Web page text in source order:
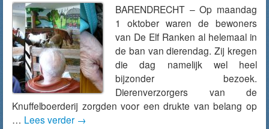
BARENDRECHT – Op maandag
1 oktober waren de bewoners
van De Elf Ranken al helemaal in
de ban van dierendag. Zij kregen
die dag namelijk wel heel
bijzonder bezoek.
Dierenverzorgers van de
Knuffelboerderij zorgden voor een drukte van belang op
… Lees verder →